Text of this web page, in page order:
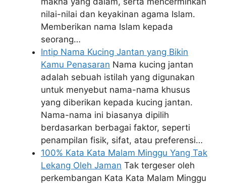
nilai-nilai dan keyakinan agama Islam.
Memberikan nama Islam kepada
seorang…
Intip Nama Kucing Jantan yang Bikin
Kamu Penasaran Nama kucing jantan
adalah sebuah istilah yang digunakan
untuk menyebut nama-nama khusus
yang diberikan kepada kucing jantan.
Nama-nama ini biasanya dipilih
berdasarkan berbagai faktor, seperti
penampilan fisik, sifat, atau preferensi…
100% Kata Kata Malam Minggu Yang Tak
Lekang Oleh Jaman Tak tergeser oleh
perkembangan Kata Kata Malam Minggu